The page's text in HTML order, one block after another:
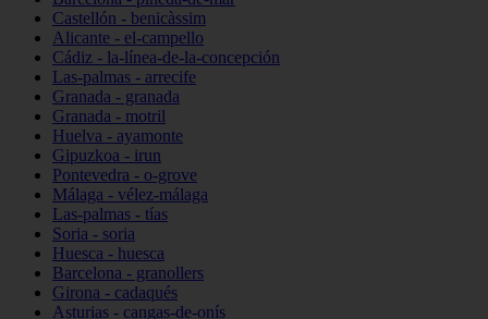
Castellón - benicàssim
Alicante - el-campello
Cádiz - la-línea-de-la-concepción
Las-palmas - arrecife
Granada - granada
Granada - motril
Huelva - ayamonte
Gipuzkoa - irun
Pontevedra - o-grove
Málaga - vélez-málaga
Las-palmas - tías
Soria - soria
Huesca - huesca
Barcelona - granollers
Girona - cadaqués
Asturias - cangas-de-onís